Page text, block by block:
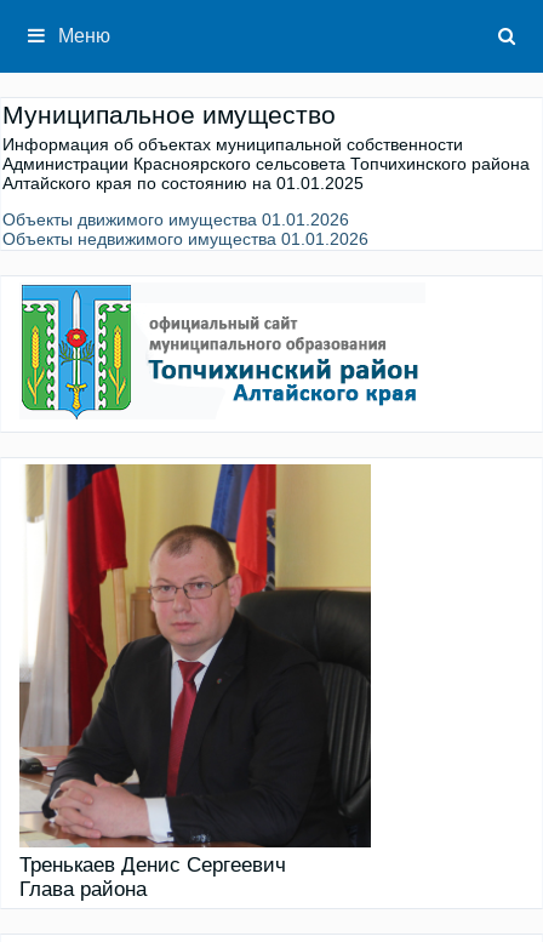
содержимому
Меню
Муниципальное имущество
Информация об объектах муниципальной собственности
Администрации Красноярского сельсовета Топчихинского района
Алтайского края по состоянию на 01.01.2025
Объекты движимого имущества 01.01.2026
Объекты недвижимого имущества 01.01.2026
Тренькаев Денис Сергеевич
Глава района